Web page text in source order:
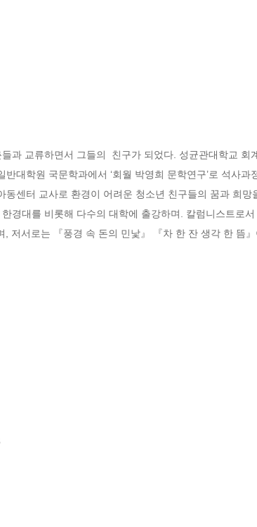
과 교류하면서 그들의  친구가 되었다. 성균관대학교 회
대학원 국문학과에서 ‘회월 박영희 문학연구’로 석사과
센터 교사로 환경이 어려운 청소년 친구들의 꿈과 희망
경대를 비롯해 다수의 대학에 출강하며. 칼럼니스트로
저서로는 『풍경 속 돈의 민낯』 『차 한 잔 생각 한 뜸